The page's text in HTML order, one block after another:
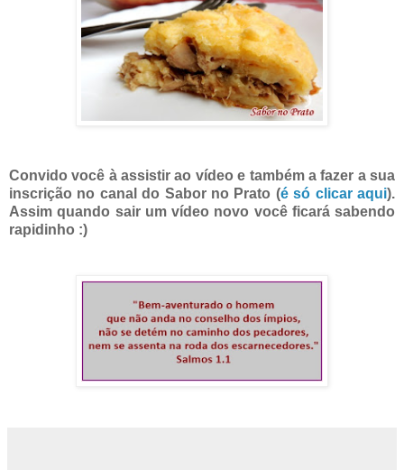
Convido você à assistir ao vídeo e também a fazer a sua
inscrição no canal do Sabor no Prato (é só clicar aqui).
Assim quando sair um vídeo novo você ficará sabendo
rapidinho :)